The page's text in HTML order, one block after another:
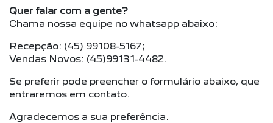
Quer falar com a gente?
Chama nossa equipe no whatsapp abaixo:
Recepção: (45) 99108-5167;
Vendas Novos: (45)99131-4482.
Se preferir pode preencher o formulário abaixo, que
entraremos em contato.
Agradecemos a sua preferência.